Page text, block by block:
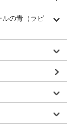
ルの青（ラピ